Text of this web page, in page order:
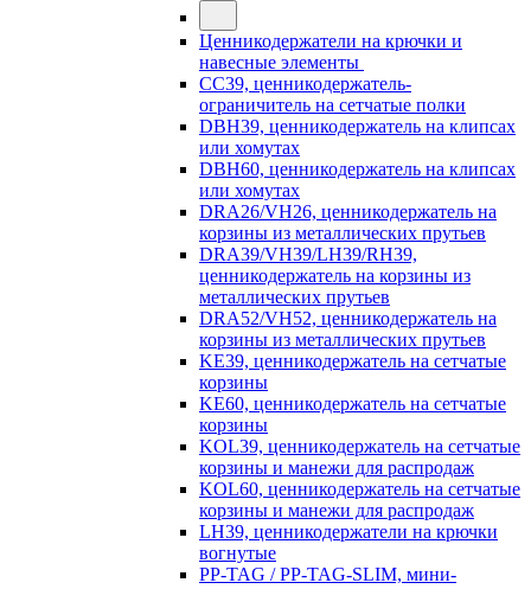
Ценникодержатели на крючки и
навесные элементы
CC39, ценникодержатель-
ограничитель на сетчатые полки
DBH39, ценникодержатель на клипсах
или хомутах
DBH60, ценникодержатель на клипсах
или хомутах
DRA26/VH26, ценникодержатель на
корзины из металлических прутьев
DRA39/VH39/LH39/RH39,
ценникодержатель на корзины из
металлических прутьев
DRA52/VH52, ценникодержатель на
корзины из металлических прутьев
KE39, ценникодержатель на сетчатые
корзины
KE60, ценникодержатель на сетчатые
корзины
KOL39, ценникодержатель на сетчатые
корзины и манежи для распродаж
KOL60, ценникодержатель на сетчатые
корзины и манежи для распродаж
LH39, ценникодержатели на крючки
вогнутые
PP-TAG / PP-TAG-SLIM, мини-